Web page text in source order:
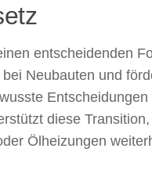
entscheidenden
Neubauten und
diese
Ölheizungen